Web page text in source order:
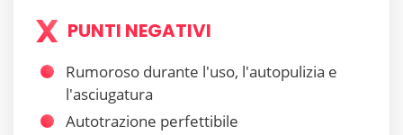
PUNTI NEGATIVI
Rumoroso durante l'uso, l'autopulizia e
l'asciugatura
Autotrazione perfettibile